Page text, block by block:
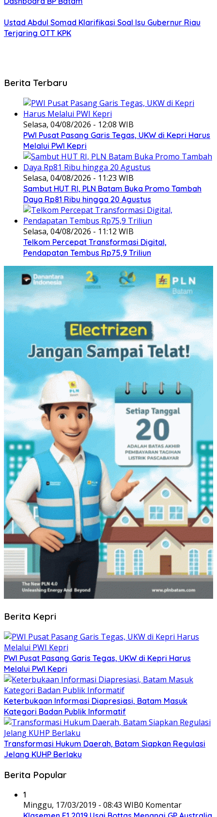
Ustad Abdul Somad Klarifikasi Soal Isu Gubernur Riau
Terjaring OTT KPK
Berita Terbaru
Selasa, 04/08/2026 - 12:08 WIB
PWI Pusat Pasang Garis Tegas, UKW di Kepri Harus
Melalui PWI Kepri
Selasa, 04/08/2026 - 11:23 WIB
Sambut HUT RI, PLN Batam Buka Promo Tambah
Daya Rp81 Ribu hingga 20 Agustus
Selasa, 04/08/2026 - 11:12 WIB
Telkom Percepat Transformasi Digital,
Pendapatan Tembus Rp75,9 Triliun
Berita Kepri
PWI Pusat Pasang Garis Tegas, UKW di Kepri Harus
Melalui PWI Kepri
Keterbukaan Informasi Diapresiasi, Batam Masuk
Kategori Badan Publik Informatif
Transformasi Hukum Daerah, Batam Siapkan Regulasi
Jelang KUHP Berlaku
Berita Popular
1
Minggu, 17/03/2019 - 08:43 WIB0 Komentar